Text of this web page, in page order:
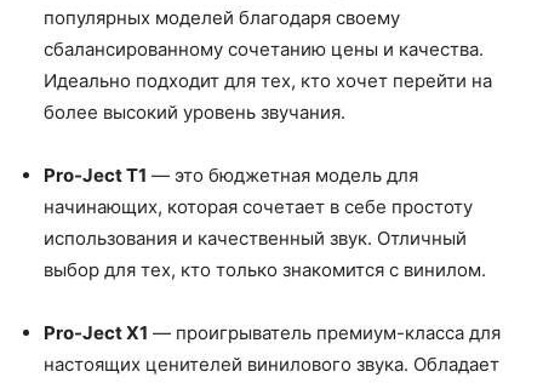
популярных моделей благодаря своему
сбалансированному сочетанию цены и качества.
Идеально подходит для тех, кто хочет перейти на
более высокий уровень звучания.
Pro-Ject T1 — это бюджетная модель для
начинающих, которая сочетает в себе простоту
использования и качественный звук. Отличный
выбор для тех, кто только знакомится с винилом.
Pro-Ject X1 — проигрыватель премиум-класса для
настоящих ценителей винилового звука. Обладает